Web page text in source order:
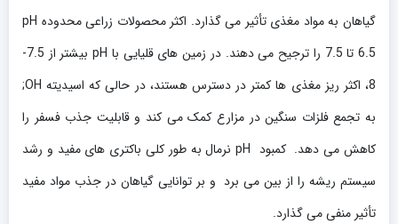
گیاهان به مواد مغذی تأثیر می گذارد. اکثر محصولات زراعی محدوده pH
6.5 تا 7.5 را ترجیح می دهند. در زمین های قلیایی با pH بیشتر از 7.5-
8، اکثر ریز مغذی ها کمتر در دسترس هستند، در حالی که اسیدیته OH;
به تجمع فلزات سنگین در مزارع کمک می کند و قابلیت جذب فسفر را
کاهش می دهد. کمبود pH نرمال به طور کلی باکتری های مفید و رشد
سیستم ریشه را از بین می برد و بر توانایی گیاهان در جذب مواد مفید
تأثیر منفی می گذارد.